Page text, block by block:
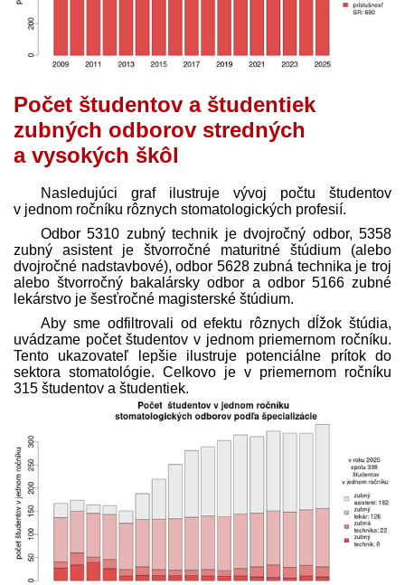
Počet študentov a študentiek
zubných odborov stredných
a vysokých škôl
Nasledujúci graf ilustruje vývoj počtu študentov
v jednom ročníku rôznych stomatologických profesií.
Odbor 5310 zubný technik je dvojročný odbor, 5358
zubný asistent je štvorročné maturitné štúdium (alebo
dvojročné nadstavbové), odbor 5628 zubná technika je troj
alebo štvorročný bakalársky odbor a odbor 5166 zubné
lekárstvo je šesťročné magisterské štúdium.
Aby sme odfiltrovali od efektu rôznych dĺžok štúdia,
uvádzame počet študentov v jednom priemernom ročníku.
Tento ukazovateľ lepšie ilustruje potenciálne prítok do
sektora stomatológie. Celkovo je v priemernom ročníku
315 študentov a študentiek.